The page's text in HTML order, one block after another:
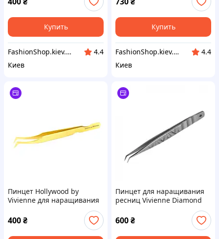
Купить
FashionShop.kiev.ua - Материалы для красоты
4.4
Киев
Купить
FashionShop.kiev.ua - Материалы для красоты
4.4
Киев
Пинцет Hollywood by
Vivienne для наращивания
400₴
Пинцет для наращивания
ресниц Vivienne Diamond
600₴